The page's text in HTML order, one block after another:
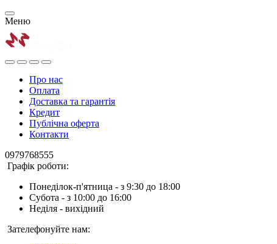
Меню
Про нас
Оплата
Доставка та гарантія
Кредит
Публічна оферта
Контакти
0979768555
Графік роботи:
Понеділок-п'ятница - з 9:30 до 18:00
Субота - з 10:00 до 16:00
Неділя - вихідний
Зателефонуйте нам: